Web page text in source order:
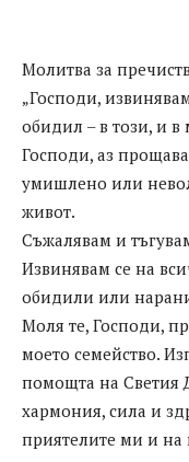
Молитва за
„Господи,
обидил – в този, и
Господи, аз
умишлено или
живот.
Съжалявам и
Извинявам се на
обидили или
Моля те, Господи,
моето семейство.
помощта на Светия
хармония, сила и
приятелите ми и на